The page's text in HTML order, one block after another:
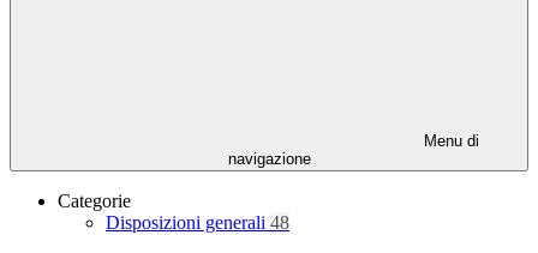
Menu di
navigazione
Categorie
Disposizioni generali 48